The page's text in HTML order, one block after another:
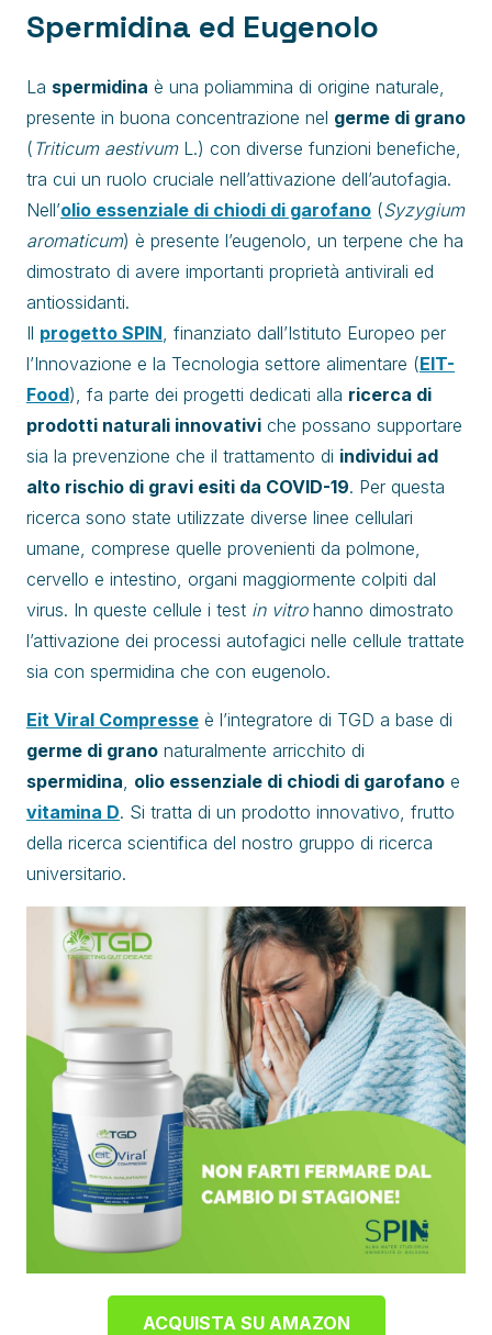
Spermidina ed Eugenolo
La spermidina è una poliammina di origine naturale,
presente in buona concentrazione nel germe di grano
( Triticum aestivum L.) con diverse funzioni benefiche,
tra cui un ruolo cruciale nell’attivazione dell’autofagia.
Nell’olio essenziale di chiodi di garofano (Syzygium
aromaticum) è presente l’eugenolo, un terpene che ha
dimostrato di avere importanti proprietà antivirali ed
antiossidanti.
Il progetto SPIN, finanziato dall’Istituto Europeo per
l’Innovazione e la Tecnologia settore alimentare (EIT-
Food), fa parte dei progetti dedicati alla ricerca di
prodotti naturali innovativi che possano supportare
sia la prevenzione che il trattamento di individui ad
alto rischio di gravi esiti da COVID-19. Per questa
ricerca sono state utilizzate diverse linee cellulari
umane, comprese quelle provenienti da polmone,
cervello e intestino, organi maggiormente colpiti dal
virus. In queste cellule i test in vitrohanno dimostrato
l’attivazione dei processi autofagici nelle cellule trattate
sia con spermidina che con eugenolo.
Eit Viral Compresse è l’integratore di TGD a base di
germe di grano naturalmente arricchito di
spermidina, olio essenziale di chiodi di garofano e
vitamina D. Si tratta di un prodotto innovativo, frutto
della ricerca scientifica del nostro gruppo di ricerca
universitario.
ACQUISTA SU AMAZON